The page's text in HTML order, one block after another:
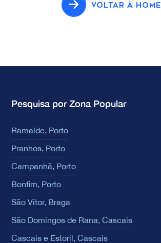
VOLTAR À HOME
Pesquisa por Zona Popular
Ramalde, Porto
Pranhos, Porto
Campanhã, Porto
Bonfim, Porto
São Vítor, Braga
São Domingos de Rana, Cascais
Cascais e Estoril, Cascais